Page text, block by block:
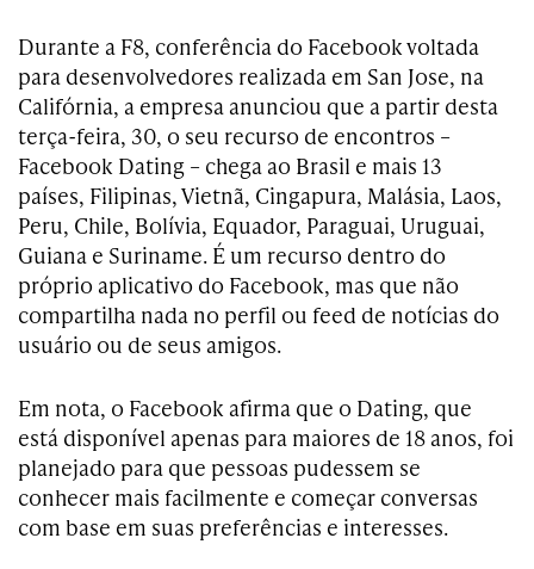
Durante a F8, conferência do Facebook voltada
para desenvolvedores realizada em San Jose, na
Califórnia, a empresa anunciou que a partir desta
terça-feira, 30, o seu recurso de encontros –
Facebook Dating – chega ao Brasil e mais 13
países, Filipinas, Vietnã, Cingapura, Malásia, Laos,
Peru, Chile, Bolívia, Equador, Paraguai, Uruguai,
Guiana e Suriname. É um recurso dentro do
próprio aplicativo do Facebook, mas que não
compartilha nada no perfil ou feed de notícias do
usuário ou de seus amigos.
Em nota, o Facebook afirma que o Dating, que
está disponível apenas para maiores de 18 anos, foi
planejado para que pessoas pudessem se
conhecer mais facilmente e começar conversas
com base em suas preferências e interesses.